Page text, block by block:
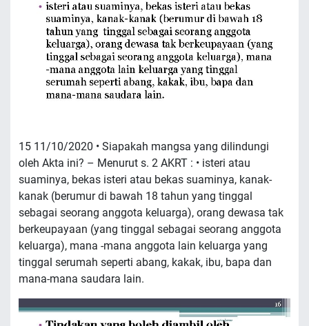
15 11/10/2020 • Siapakah mangsa yang dilindungi
oleh Akta ini? – Menurut s. 2 AKRT : • isteri atau
suaminya, bekas isteri atau bekas suaminya, kanak-
kanak (berumur di bawah 18 tahun yang tinggal
sebagai seorang anggota keluarga), orang dewasa tak
berkeupayaan (yang tinggal sebagai seorang anggota
keluarga), mana -mana anggota lain keluarga yang
tinggal serumah seperti abang, kakak, ibu, bapa dan
mana-mana saudara lain.